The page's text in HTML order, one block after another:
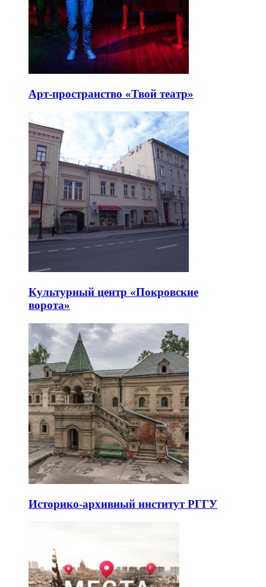
Арт-пространство «Твой театр»
Культурный центр «Покровские
ворота»
Историко-архивный институт РГГУ